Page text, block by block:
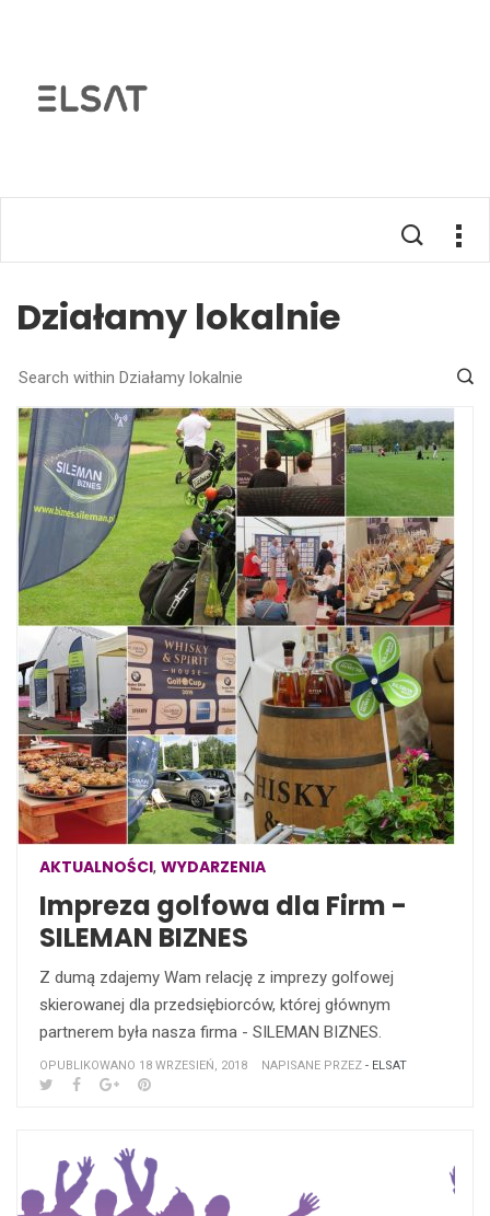
Działamy lokalnie
AKTUALNOŚCI, WYDARZENIA
Impreza golfowa dla Firm -
SILEMAN BIZNES
Z dumą zdajemy Wam relację z imprezy golfowej
skierowanej dla przedsiębiorców, której głównym
partnerem była nasza firma - SILEMAN BIZNES.
OPUBLIKOWANO 18 WRZESIEŃ, 2018 NAPISANE PRZEZ - ELSAT